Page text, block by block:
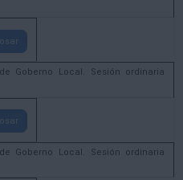
de Goberno Local. Sesión ordinaria
de Goberno Local. Sesión ordinaria